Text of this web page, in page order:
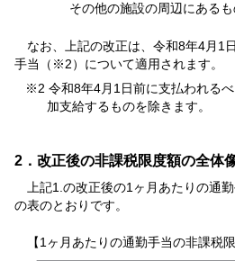
その他の施設の周辺にあるも
なお、上記の改正は、令和8年4月1
手当（※2）について適用されます。
※2 令和8年4月1日前に支払われる
加支給するものを除きます。
2．改正後の非課税限度額の全体
上記1.の改正後の1ヶ月あたりの通
の表のとおりです。
【1ヶ月あたりの通勤手当の非課税限